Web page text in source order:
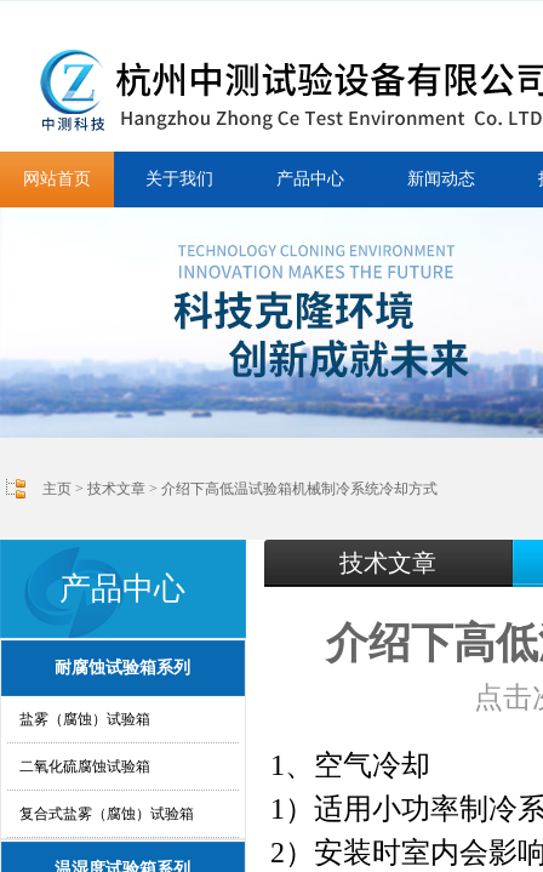
网站首页 关于我们 产品中心 新闻动态
主页 > 技术文章 > 介绍下高低温试验箱机械制冷系统冷却方式
产品中心
耐腐蚀试验箱系列
盐雾（腐蚀）试验箱
二氧化硫腐蚀试验箱
复合式盐雾（腐蚀）试验箱
技术文章
介绍下高
点击
1 、空气冷却
1 ）适用小功率制冷
2）安装时室内会影